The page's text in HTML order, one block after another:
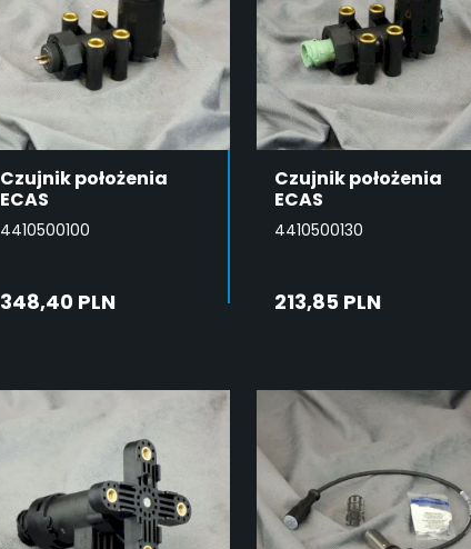
Czujnik położenia
ECAS
4410500100
348,40 PLN
KOSZYKA
Czujnik położenia
ECAS
4410500130
213,85 PLN
KOSZYKA